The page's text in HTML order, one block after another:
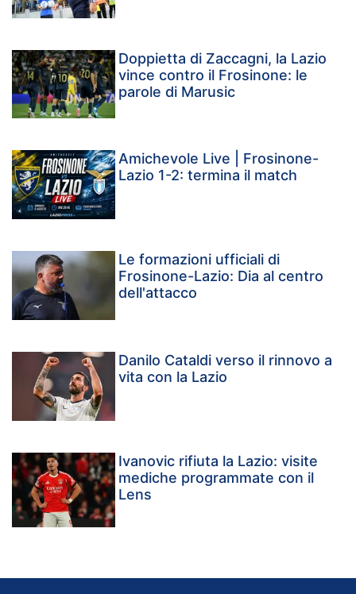
Doppietta di Zaccagni, la Lazio
vince contro il Frosinone: le
parole di Marusic
Amichevole Live | Frosinone-
Lazio 1-2: termina il match
Le formazioni ufficiali di
Frosinone-Lazio: Dia al centro
dell'attacco
Danilo Cataldi verso il rinnovo a
vita con la Lazio
Ivanovic rifiuta la Lazio: visite
mediche programmate con il
Lens